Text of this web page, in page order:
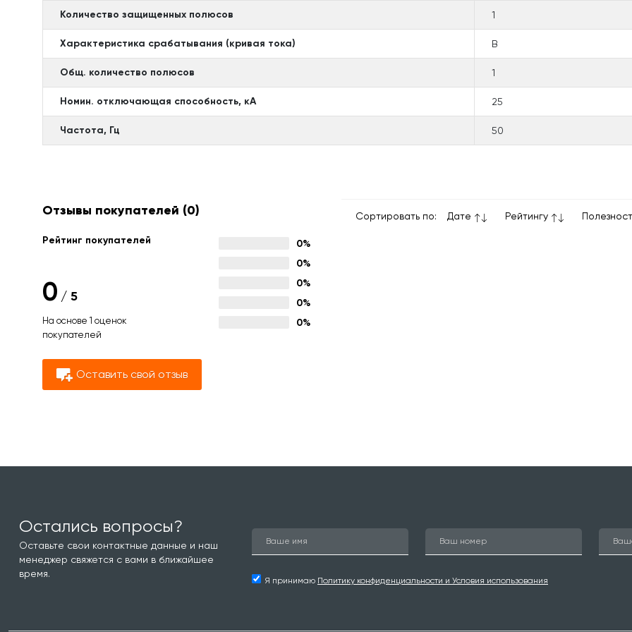
Количество защищенных полюсов 1
Характеристика срабатывания (кривая тока) B
Общ. количество полюсов 1
Номин. отключающая способность, кА 25
Частота, Гц 50
Отзывы покупателей (0)
Рейтинг покупателей
0 / 5
На основе 1 оценок
покупателей
0%
0%
0%
0%
0%
Оставить свой отзыв
Сортировать по: Дате Рейтингу
Остались вопросы?
Оставьте свои контактные данные и наш
менеджер свяжется с вами в ближайшее
время.
Я принимаю Политику конфиденциальности и Условия использования